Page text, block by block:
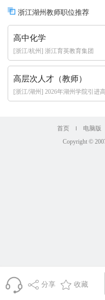
浙江湖州教师职位推荐
高中化学
[浙江/杭州] 浙江育英教育集团
高层次人才（教师）
[浙江/湖州] 2026年湖州学院引进
告
首页 电脑版
Copyright ©
分享 收藏